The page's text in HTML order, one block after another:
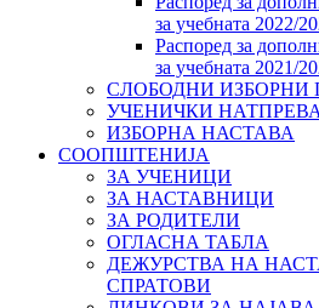
за учебната 2022/
Распоред за
за учебната 2021/
СЛОБОДНИ ИЗБОРНИ
УЧЕНИЧКИ
ИЗБОРНА НАСТАВА
СООПШТЕНИЈА
ЗА УЧЕНИЦИ
ЗА НАСТАВНИЦИ
ЗА РОДИТЕЛИ
ОГЛАСНА ТАБЛА
ДЕЖУРСТВА НА
СПРАТОВИ